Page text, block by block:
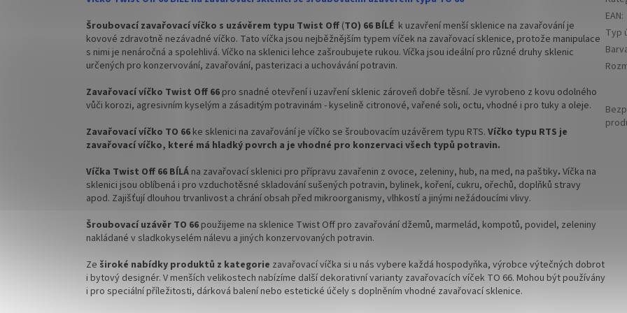
✅ Pro výhodnější cenu kupte celý karton
✅ Víčka skladem a ihned k odeslání!
Kupte karton víček a máte na něj
dopravu ZDARMA!
✅ Pro výhodnější cenu kupte celý karton
✅ Víčka skladem a ihned k odeslání!
Kupte karton víček a máte na něj
dopravu ZDARMA!
✅ Pro výhodnější cenu kupte celý
✅ Víčka skladem a ihned k odeslání!
Kupte karton víček a máte na
Šroubovací zavařovací víčko s uzávěrem typu Twist Off (TO) 66 BÍLÉ k uzavření menší sklenice na zavařování je
kovové zdravotně nezávadné víčko. Tato víčka jsou nejběžnějším typem víček na zavařovací sklenice, protože manipulace
s nimi je nenáročná a spolehlivá. Víčko na sklenici lehce zašroubujete rukou. Víčka jsou ideální pro různé druhy sklenic
určených pro konzervování, zavařování, pasterizaci a uchovávání potravin.
Zavařovací víčko Twist Off 66 pro snadné otevření i uzavření sklenic zároveň dobře těsní. Je vyrobeno z kovu odolného
vůči korozi, agresivním kyselým a zásaditým potravinám - kyselině citronové, vařené soli, octu, vhodné i pro tuky a oleje.
Zavařovací víčko TO 66 ke sklenici na zavařování je víčko se šroubovacím uzávěrem typu RTS. Víčko typu RTS je
zavařovací víčko, které má hladký povrch a je vhodné pro konzervaci všech typů potravin.
Víčka Twist Off 66 BÍLÁ na zavařovací sklenici pro přípravu zavařenin z ovoce, zeleniny, hub, na med, na paštiky. Víčka na
sklenici jsou oblíbená i pro vzduchotěsné skladování sušených potravin, bylinek, koření, cukru, ořechů, doplňků stravy
apod. Zajišťují dlouhou trvanlivost a chrání obsah před mikroorganismy, vlhkostí a jinými nežádoucími vlivy.
Šroubovací uzávěr TO 66 použijeme na sklenice Twist Off pro zavařování džemů, marmelád, kompotů, povidel, zeleniny
nakládané v sladkokyselém nálevu a jiných konzervovaných potravin.
Ze široké nabídky produktů z kategorie zavařovací víčka si u nás vybere každá hospodyňka, výrobce výtečných dobrot
i bytový designér. Vmenších velikostech nabízíme další dekorativní varianty zavařovacích víček TO 66. Mohou být používány
i pro speciální příležitosti, dárková balení nebo estetické účely s doplněním vhodné zavařovací sklenice.
EAN:
Typ